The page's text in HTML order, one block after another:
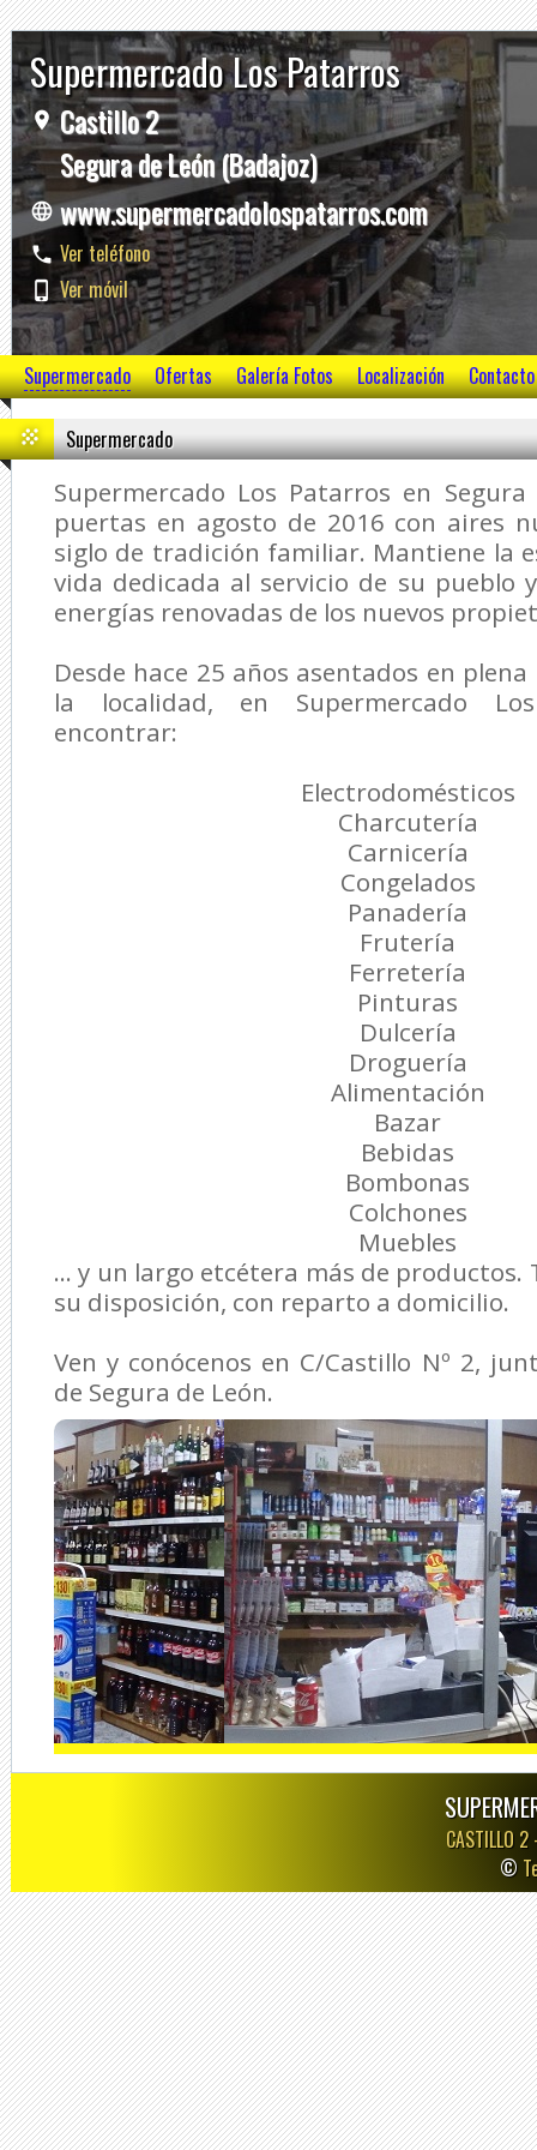
Supermercado Los Patarros
Castillo 2
Segura de León (Badajoz)
www.supermercadolospatarros.com
Ver teléfono
Ver móvil
Supermercado Ofertas Galería Fotos Localización
Supermercado
Supermercado Los Patarros en
puertas en agosto de 2016 con aires
siglo de tradición familiar. Mantiene la
vida dedicada al servicio de su pueblo
energías renovadas de los nuevos
Desde hace 25 años asentados en plena
la localidad, en Supermercado
encontrar:
Electrodomésticos
Charcutería
Carnicería
Congelados
Panadería
Frutería
Ferretería
Pinturas
Dulcería
Droguería
Alimentación
Bazar
Bebidas
Bombonas
Colchones
Muebles
... y un largo etcétera más de productos.
su disposición, con reparto a domicilio.
Ven y conócenos en C/Castillo Nº 2,
de Segura de León.
CASTILLO
©